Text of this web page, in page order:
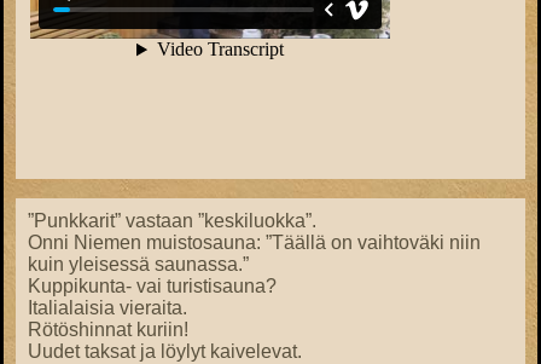
”Punkkarit” vastaan ”keskiluokka”.
Onni Niemen muistosauna: ”Täällä on vaihtoväki niin
kuin yleisessä saunassa.”
Kuppikunta- vai turistisauna?
Italialaisia vieraita.
Rötöshinnat kuriin!
Uudet taksat ja löylyt kaivelevat.